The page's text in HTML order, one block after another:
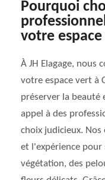
Pourquoi
votre
À JH Elagage, nous
votre espace vert à
préserver la beauté
appel à des
choix judicieux.
et l'expérience pour
végétation, des